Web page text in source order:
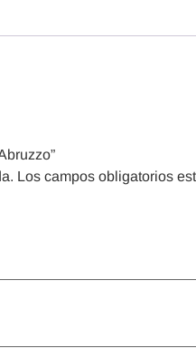
Los campos obligatorios